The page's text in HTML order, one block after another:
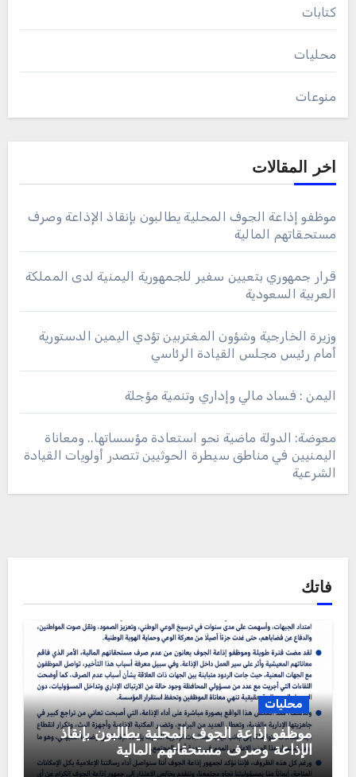
كتابات
محليات
منوعات
اخر المقالات
موظفو إذاعة الجوف المحلية يطالبون بإنقاذ الإذاعة وصرف
مستحقاتهم المالية
قرار جمهوري بتعيين سفير للجمهورية اليمنية لدى المملكة
العربية السعودية
وزيرة الخارجية وشؤون المغتربين تؤدي اليمين الدستورية
أمام رئيس مجلس القيادة الرئاسي
اليمن : فساد مالي وإداري وتنمية مؤجلة
معوضة: الدولة ماضية نحو استعادة مؤسساتها.. ومعاناة
اليمنيين في مناطق سيطرة الحوثيين تتصدر أولويات القيادة
الشرعية
فاتك
محليات
موظفو إذاعة الجوف المحلية يطالبون بإنقاذ
الإذاعة وصرف مستحقاتهم المالية